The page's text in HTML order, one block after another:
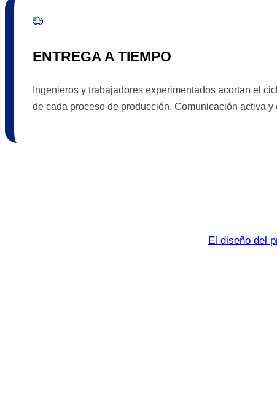
ENTREGA A TIEMPO
Ingenieros y trabajadores experimentados acortan el
de cada proceso de producción. Comunicación activa y
El diseño del